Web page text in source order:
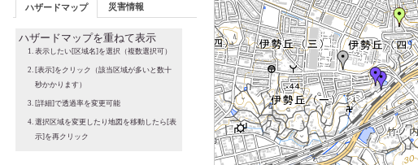
ハザードマップ 災害情報
ハザードマップを重ねて表示
表示したい[区域名]を選択（複数選択可）
[表示]をクリック（該当区域が多いと数十
秒かかります）
[詳細]で透過率を変更可能
選択区域を変更したり地図を移動したら[表
示]を再クリック